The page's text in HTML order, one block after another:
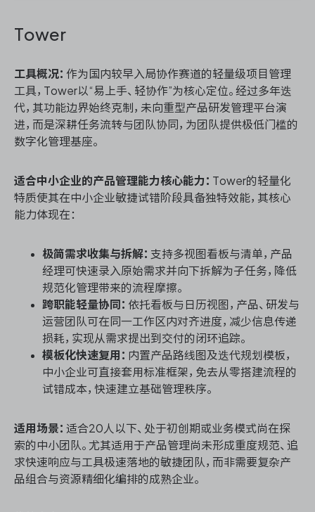
Tower
工具概况： 作为国内较早入局协作赛道的轻量级项目管理
工具，Tower以“易上手、轻协作”为核心定位。经过多年迭
代，其功能边界始终克制，未向重型产品研发管理平台演
进，而是深耕任务流转与团队协同，为团队提供极低门槛的
数字化管理基座。
适合中小企业的产品管理能力核心能力： Tower的轻量化
特质使其在中小企业敏捷试错阶段具备独特效能，其核心
能力体现在：
极简需求收集与拆解： 支持多视图看板与清单，产品
经理可快速录入原始需求并向下拆解为子任务，降低
规范化管理带来的流程摩擦。
跨职能轻量协同： 依托看板与日历视图，产品、研发与
运营团队可在同一工作区内对齐进度，减少信息传递
损耗，实现从需求提出到交付的闭环追踪。
模板化快速复用： 内置产品路线图及迭代规划模板，
中小企业可直接套用标准框架，免去从零搭建流程的
试错成本，快速建立基础管理秩序。
适用场景： 适合20人以下、处于初创期或业务模式尚在探
索的中小团队。尤其适用于产品管理尚未形成重度规范、追
求快速响应与工具极速落地的敏捷团队，而非需要复杂产
品组合与资源精细化编排的成熟企业。